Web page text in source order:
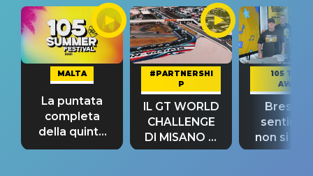
MALTA
La puntata
completa
della quinta
tappa
#PARTNERSHI
P
IL GT WORLD
CHALLENGE
DI MISANO si
riconferma
105 TAKE
AWAY
Bresh:
non si
fino alla